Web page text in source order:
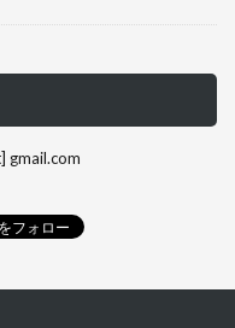
gmail.com